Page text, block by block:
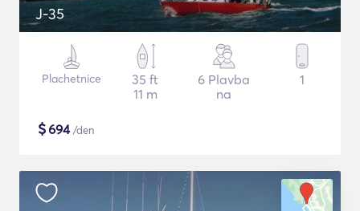
J-35
Plachetnice
35 ft
11 m
6 Plavba
na
1
$694/den